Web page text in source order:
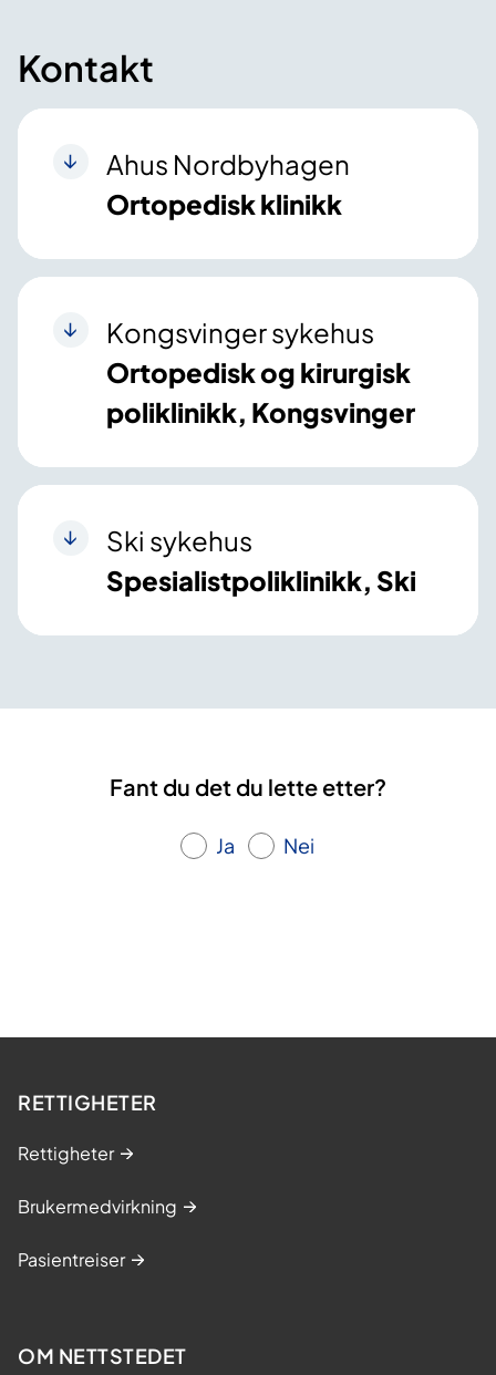
Kontakt
Ahus Nordbyhagen
Ortopedisk klinikk
Kongsvinger sykehus
Ortopedisk og kirurgisk
poliklinikk, Kongsvinger
Ski sykehus
Spesialistpoliklinikk, Ski
Fant du det du lette etter?
Ja Nei
RETTIGHETER
Rettigheter
Brukermedvirkning
Pasientreiser
OM NETTSTEDET